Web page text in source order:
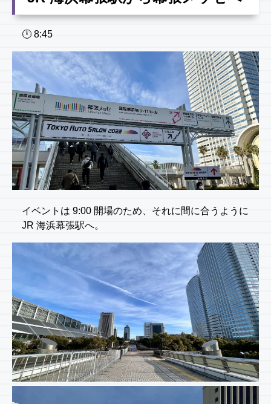
🕛 8:45
イベントは 9:00 開場のため、それに間に合うように
JR 海浜幕張駅へ。